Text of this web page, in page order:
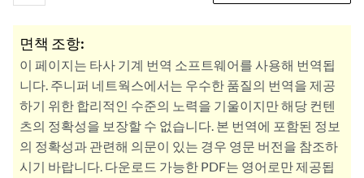
면책 조항:
이 페이지는 타사 기계 번역 소프트웨어를 사용해 번역됩
니다. 주니퍼 네트웍스에서는 우수한 품질의 번역을 제공
하기 위한 합리적인 수준의 노력을 기울이지만 해당 컨텐
츠의 정확성을 보장할 수 없습니다. 본 번역에 포함된 정보
의 정확성과 관련해 의문이 있는 경우 영문 버전을 참조하
시기 바랍니다. 다운로드 가능한 PDF는 영어로만 제공됩